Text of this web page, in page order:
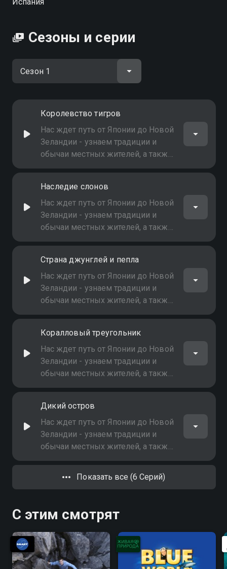
Сезоны и серии
Королевство тигров
Нас ждет путь от Японии до Новой
Зеландии - узнаем традиции и
обычаи местных жителей, а также
народов и древних племен самых
Тихоокеанского побережья. В
выпуске - королевство тигров
Наследие слонов
Нас ждет путь от Японии до Новой
Зеландии - узнаем традиции и
обычаи местных жителей, а также
народов и древних племен самых
Тихоокеанского побережья. В
выпуске - наследие слонов
Страна джунглей и пепла
Нас ждет путь от Японии до Новой
Зеландии - узнаем традиции и
обычаи местных жителей, а также
народов и древних племен самых
Тихоокеанского побережья. В
выпуске - страна джунглей и
пепла
Коралловый треугольник
Нас ждет путь от Японии до Новой
Зеландии - узнаем традиции и
обычаи местных жителей, а также
народов и древних племен самых
Тихоокеанского побережья. В
выпуске - коралловый
треугольник
Дикий остров
Нас ждет путь от Японии до Новой
Зеландии - узнаем традиции и
обычаи местных жителей, а также
народов и древних племен самых
Тихоокеанского побережья. В
Показать все (6 Серий)
С этим смотрят